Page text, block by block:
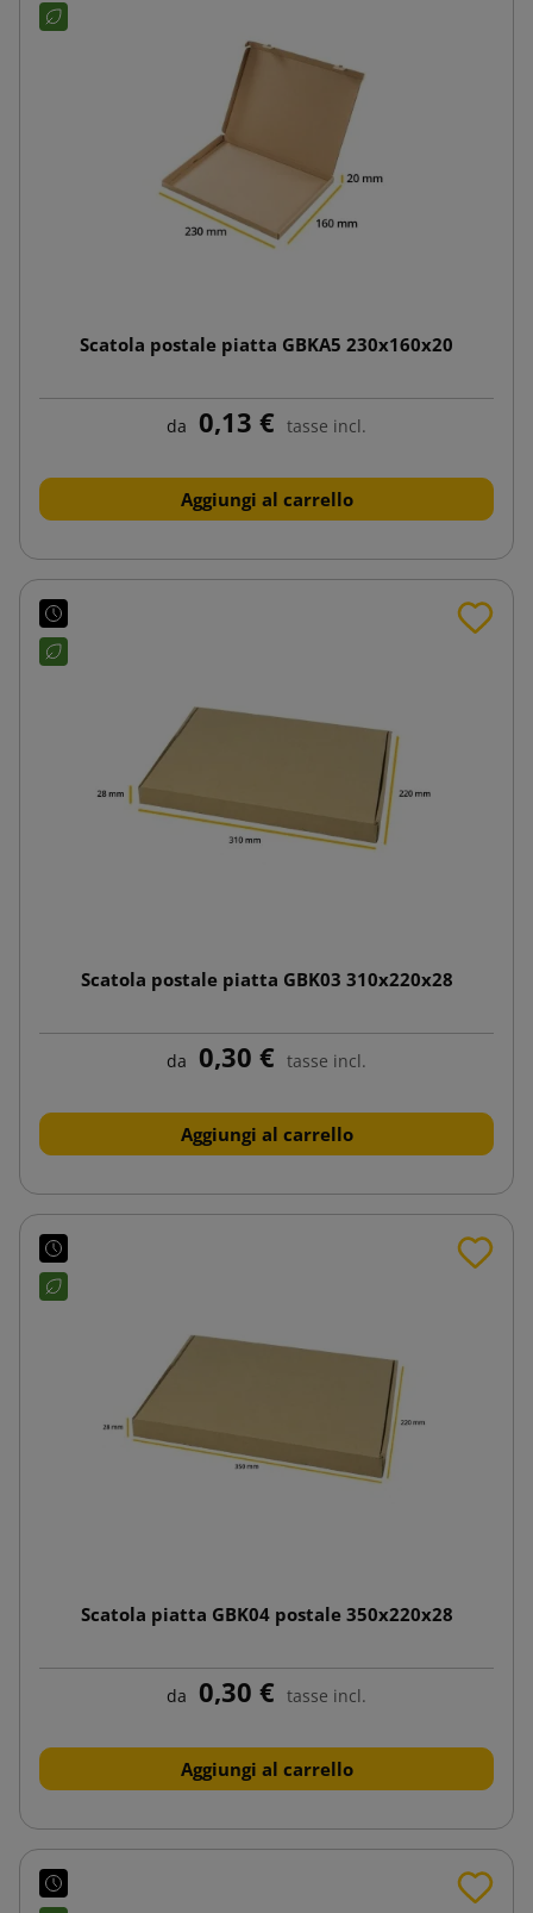
Scatola postale piatta GBKA5 230x160x20
da 0,13 € tasse incl.
Aggiungi al carrello
Scatola postale piatta GBK03 310x220x28
da 0,30 € tasse incl.
Aggiungi al carrello
Scatola piatta GBK04 postale 350x220x28
da 0,30 € tasse incl.
Aggiungi al carrello